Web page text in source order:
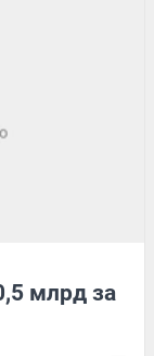
млрд за